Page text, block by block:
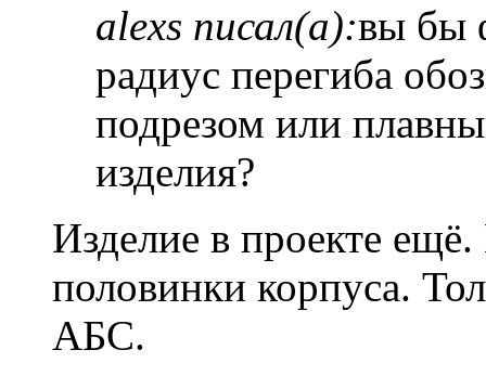
alexs писал(а):вы бы
радиус перегиба
подрезом или
изделия?
Изделие в проекте
половинки корпуса.
АБС.